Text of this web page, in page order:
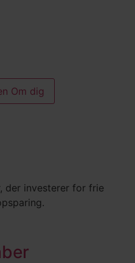
Om dig
der investerer for frie